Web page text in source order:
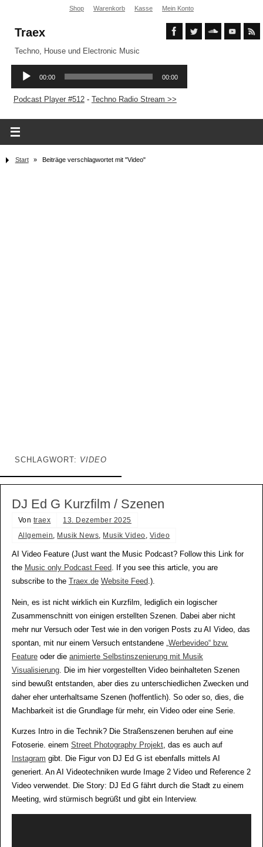
Shop Warenkorb Kasse Mein Konto
Traex
Techno, House und Electronic Music
Podcast Player #512- Techno Radio Stream >>
Start » Beiträge verschlagwortet mit "Video"
SCHLAGWORT: VIDEO
DJ Ed G Kurzfilm / Szenen
Von traex
13. Dezember 2025
Allgemein, Musik News, Musik Video, Video
AI Video Feature (Just want the Music Podcast? Follow this Link for
the Music only Podcast Feed. If you see this article, you are
subscribe to the
Traex.de Website Feed.).
Nein, es ist nicht wirklich ein Kurzfilm, lediglich ein logischer
Zusammenschnitt von einigen erstellten Szenen. Dabei aber nicht
mehr nur Versuch oder Test wie in den vorigen Posts zu AI Video, das
spontan, mit nur einem Versuch entstandene „Werbevideo“ bzw.
Featureoder die animierte Selbstinszenierung mit Musik
Visualisierung. Die im hier vorgestellten Video beinhalteten Szenen
sind bewußt entstanden, aber dies zu unterschiedlichen Zwecken und
daher eher unterhaltsame Szenen (hoffentlich). So oder so, dies, die
Machbarkeit ist die Grundlage für mehr, ein Video oder eine Serie.
Kurzes Intro in die Technik? Die Straßenszenen beruhen auf eine
Fotoserie. einem Street Photography Projekt, das es auch auf
Instagram gibt. Die Figur von DJ Ed G ist ebenfalls mittels AI
generiert. An AI Videotechniken wurde Image 2 Video und Reference 2
Video verwendet. Die Story: DJ Ed G fährt durch die Stadt zu einem
Meeting, wird stürmisch begrüßt und gibt ein Interview.